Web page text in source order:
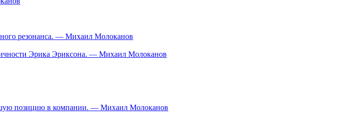
резонанса. — Михаил Молоканов
Эрика Эриксона. — Михаил Молоканов
позицию в компании. — Михаил Молоканов